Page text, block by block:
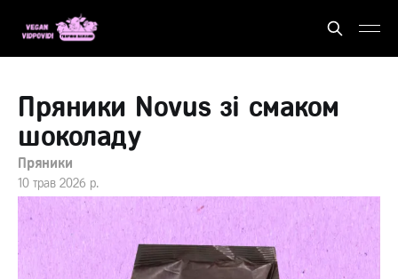
Пряники Novus зі смаком
шоколаду
Пряники
10 трав 2026 р.